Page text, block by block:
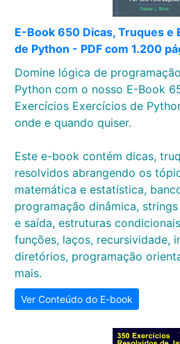
E-Book 650 Dicas, Truques e
de Python - PDF com 1.200
Domine lógica de
Python com o nosso E-Book
Exercícios Exercícios de
onde e quando quiser.
Este e-book contém dicas,
resolvidos abrangendo os
matemática e estatística,
programação dinâmica,
e saída, estruturas
funções, laços, recursividade,
diretórios, programação
mais.
Ver Conteúdo do E-book